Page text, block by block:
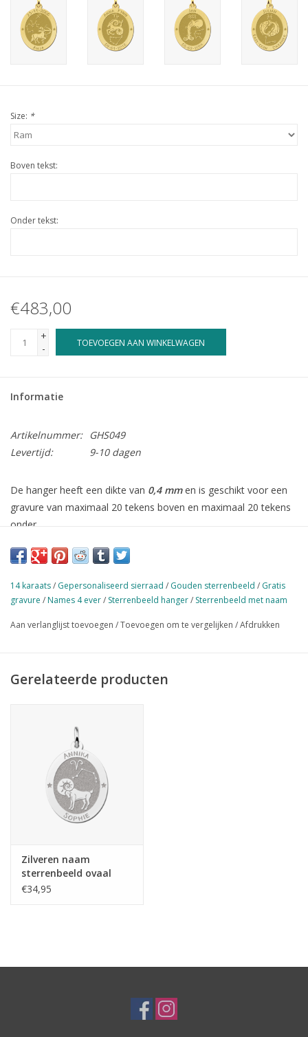
Size: *
Boven tekst:
Onder tekst:
€483,00
+
-
TOEVOEGEN AAN WINKELWAGEN
Informatie
Artikelnummer:
GHS049
Levertijd:
9-10 dagen
De hanger heeft een dikte van 0,4 mmen is geschikt voor een
gravure van maximaal 20 tekens boven en maximaal 20 tekens
onder.
De afmetingen van deze hanger is
breed.
Gemaakt van14 karaats goud , maar is ook leverbaar in zilver.
Elke bestelling wordt standaard door ons verzonden in
Vanaf €50,- verzenden wij
14 karaats/ Gepersonaliseerd sierraad / Gouden sterrenbeeld / Gratis
gravure / Names 4 ever/ Sterrenbeeld hanger/ Sterrenbeeld met naam
Aan verlanglijst toevoegen /Toevoegen om te vergelijken /Afdrukken
Gerelateerde producten
Zilveren naam
sterrenbeeld ovaal
€34,95